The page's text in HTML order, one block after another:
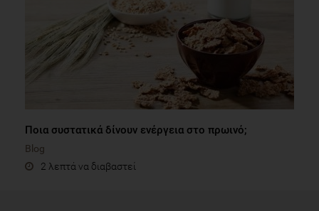
Ποια συστατικά δίνουν ενέργεια στο πρωινό;
Blog
2 λεπτά να διαβαστεί